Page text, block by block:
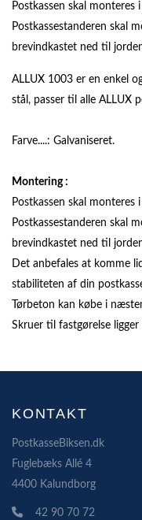
Postkassen skal
Postkassestanderen skal
brevindkastet ned til
ALLUX 1003 er en enkel
stål, passer til alle ALLUX
Farve....: Galvaniseret.
Montering :
Postkassen skal
Postkassestanderen skal
brevindkastet ned til
Det anbefales at komme
stabiliteten af din
Tørbeton kan købe i
Skruer til fastgørelse
KONTAKT
PostkasseBiksen.dk
Fuglebæks Allé 4
4400 Kalundborg
42 90 70 72